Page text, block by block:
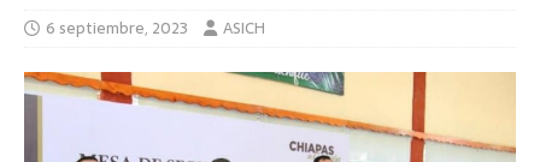
6 septiembre, 2023 ASICH